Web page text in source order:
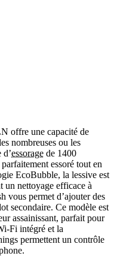
offre une capacité de
nombreuses ou les
essorage de 1400
essoré tout en
EcoBubble, la lessive est
un nettoyage efficace à
vous permet d’ajouter des
secondaire. Ce modèle est
assainissant, parfait pour
Fi intégré et la
permettent un contrôle